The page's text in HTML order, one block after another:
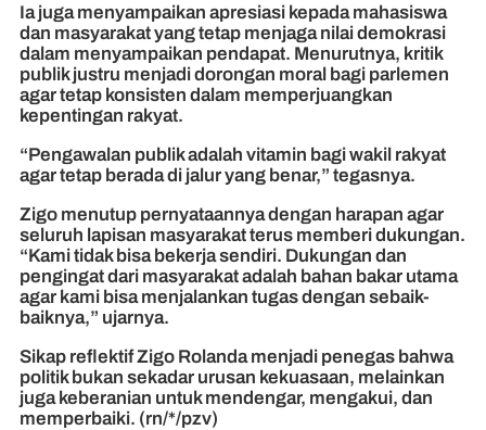
Ia juga menyampaikan apresiasi kepada mahasiswa
dan masyarakat yang tetap menjaga nilai demokrasi
dalam menyampaikan pendapat. Menurutnya, kritik
publik justru menjadi dorongan moral bagi parlemen
agar tetap konsisten dalam memperjuangkan
kepentingan rakyat.
“Pengawalan publik adalah vitamin bagi wakil rakyat
agar tetap berada di jalur yang benar,” tegasnya.
Zigo menutup pernyataannya dengan harapan agar
seluruh lapisan masyarakat terus memberi dukungan.
“Kami tidak bisa bekerja sendiri. Dukungan dan
pengingat dari masyarakat adalah bahan bakar utama
agar kami bisa menjalankan tugas dengan sebaik-
baiknya,” ujarnya.
Sikap reflektif Zigo Rolanda menjadi penegas bahwa
politik bukan sekadar urusan kekuasaan, melainkan
juga keberanian untuk mendengar, mengakui, dan
memperbaiki. (rn/*/pzv)